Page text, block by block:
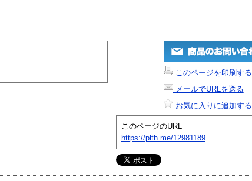
このページを印刷する
メールでURLを送る
お気に入りに追加する
このページのURL
https://plth.me/12981189